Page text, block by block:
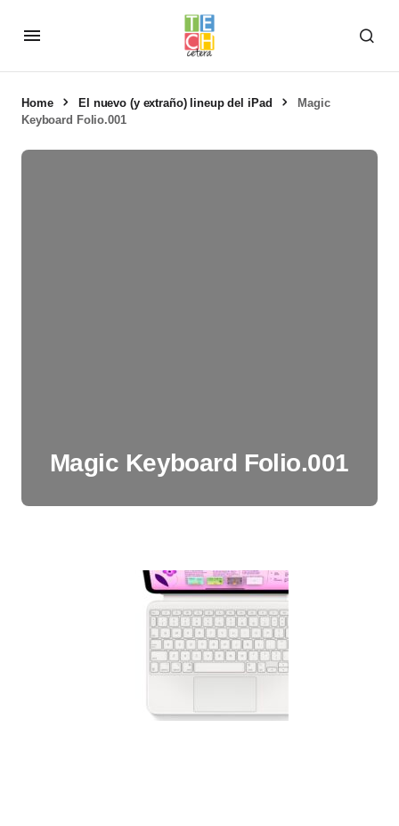
Home El nuevo (y extraño) lineup del iPad
Magic
Keyboard Folio.001
Magic Keyboard Folio.001